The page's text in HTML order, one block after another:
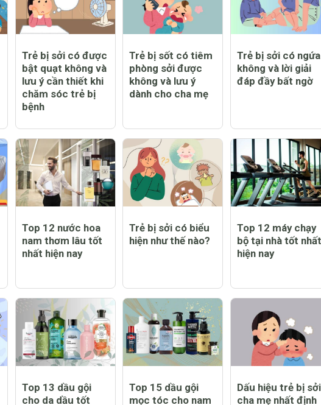
Trẻ bị sởi có được
bật quạt không và
lưu ý cần thiết khi
chăm sóc trẻ bị
bệnh
Trẻ bị sốt có tiêm
phòng sởi được
không và lưu ý
dành cho cha mẹ
Trẻ bị sởi có ngứa
không và lời giải
đáp đầy bất ngờ
Top 12 nước hoa
nam thơm lâu tốt
nhất hiện nay
Trẻ bị sởi có biểu
hiện như thế nào?
Top 12 máy chạy
bộ tại nhà tốt nhất
hiện nay